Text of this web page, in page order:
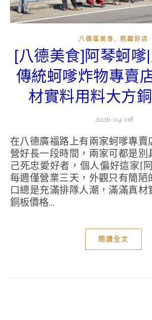
八德區美食 , 桃園好店
[八德美食]阿琴蚵嗲
傳統蚵嗲炸物專賣
材實料用料大方
2026/04/08
在八德廣福路上有兩家蚵嗲專賣店，印象以來經
營好長一段時間，兩家可都是別
己死忠愛好者，個人偏好這家⌈
每週僅營業三天，外觀只有簡陋
口總是充滿排隊人潮，滿滿真材
銅板價格...
閱讀全文